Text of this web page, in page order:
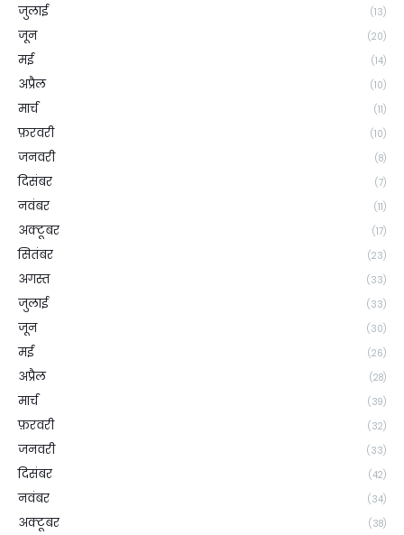
जुलाई (13)
जून (20)
मई (14)
अप्रैल (10)
मार्च (11)
फ़रवरी (10)
जनवरी (8)
दिसंबर (7)
नवंबर (11)
अक्टूबर (17)
सितंबर (23)
अगस्त (33)
जुलाई (33)
जून (30)
मई (26)
अप्रैल (28)
मार्च (39)
फ़रवरी (32)
जनवरी (33)
दिसंबर (42)
नवंबर (34)
अक्टूबर (38)